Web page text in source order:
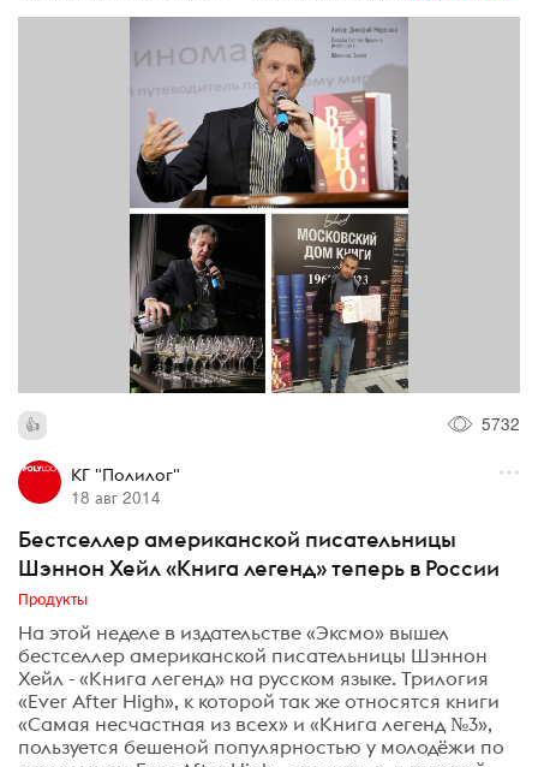
5732
КГ "Полилог"
18 авг 2014
Бестселлер американской писательницы
Шэннон Хейл «Книга легенд» теперь в России
Продукты
На этой неделе в издательстве «Эксмо» вышел
бестселлер американской писательницы Шэннон
Хейл - «Книга легенд» на русском языке. Трилогия
«Ever After High», к которой так же относятся книги
«Самая несчастная из всех» и «Книга легенд №3»,
пользуется бешеной популярностью у молодёжи по